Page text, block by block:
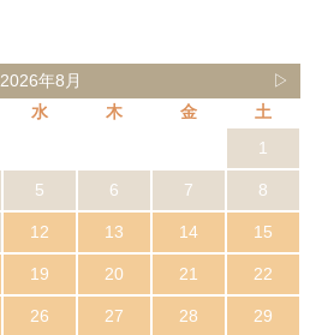
2026年8月
▷
水 木 金
土
1
5 6 7 8
12 13 14 15
19 20 21 22
26 27 28 29